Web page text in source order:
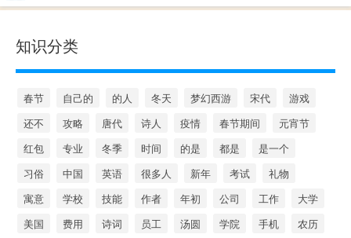
知识分类
春节 自己的 的人 冬天 梦幻西游 宋代
游戏
还不
攻略 唐代 诗人 疫情 春节期间
元宵节
红包
专业 冬季 时间 的是 都是
是一个
习俗
中国 英语 很多人 新年 考试
礼物
寓意
学校 技能 作者 年初 公司 工作
大学
美国
费用 诗词 员工 汤圆 学院 手机
农历